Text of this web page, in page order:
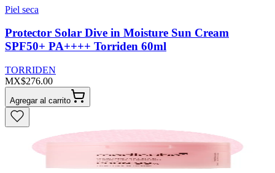
Piel seca
Protector Solar Dive in Moisture Sun Cream
SPF50+ PA++++ Torriden 60ml
TORRIDEN
MX$276.00
Agregar al carrito